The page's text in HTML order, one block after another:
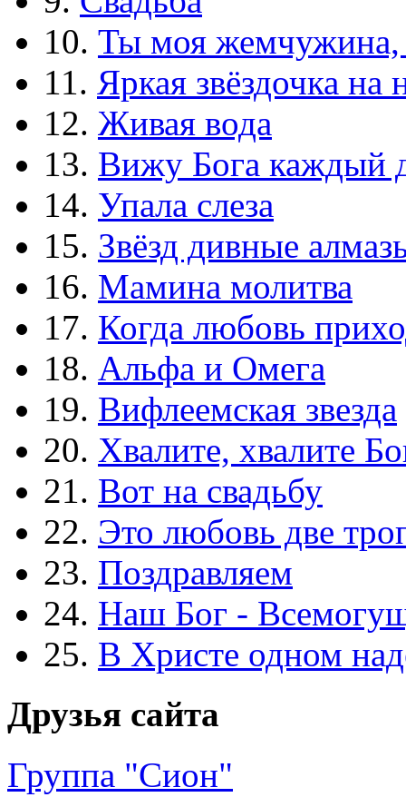
10. Ты моя жемчужина,
11. Яркая звёздочка на
12. Живая вода
13. Вижу Бога каждый
14. Упала слеза
15. Звёзд дивные
16. Мамина молитва
17. Когда любовь
18. Альфа и Омега
19. Вифлеемская звезда
20. Хвалите, хвалите
21. Вот на свадьбу
22. Это любовь две
23. Поздравляем
24. Наш Бог -
25. В Христе одном
Друзья сайта
Группа "Сион"